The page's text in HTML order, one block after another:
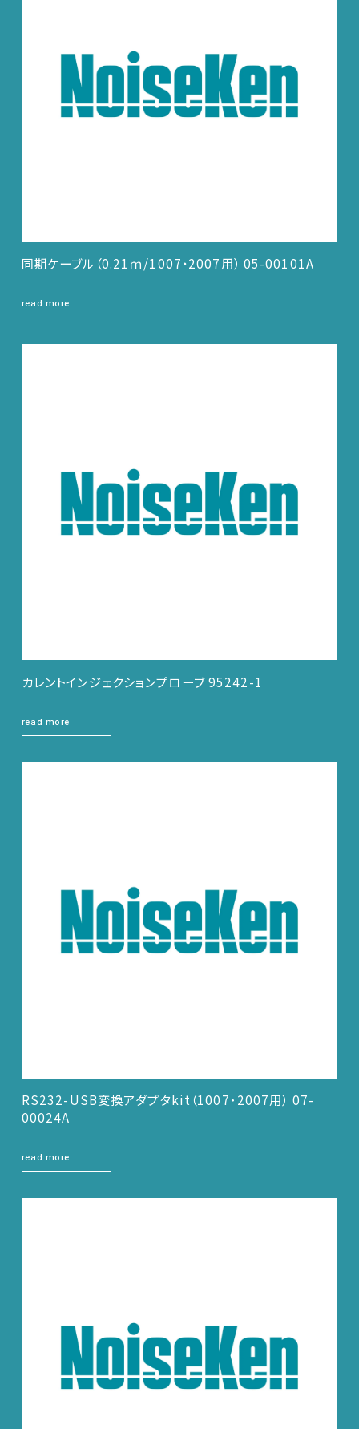
同期ケーブル（0.21ｍ/1007・2007用） 05-00101A
read more
カレントインジェクションプローブ 95242-1
read more
RS232-USB変換アダプタkit（1007･2007用） 07-
00024A
read more